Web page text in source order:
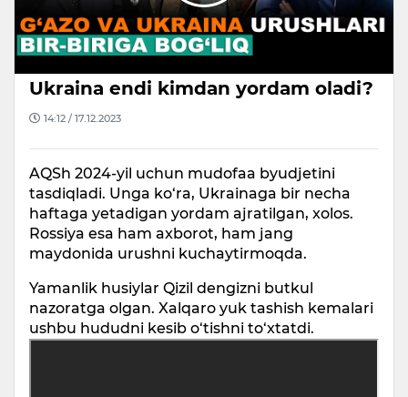
l
a
V
i
d
e
o
Ukraina endi kimdan yordam oladi?
14:12 / 17.12.2023
AQSh 2024-yil uchun mudofaa byudjetini
tasdiqladi. Unga ko‘ra, Ukrainaga bir necha
haftaga yetadigan yordam ajratilgan, xolos.
Rossiya esa ham axborot, ham jang
maydonida urushni kuchaytirmoqda.
Yamanlik husiylar Qizil dengizni butkul
nazoratga olgan. Xalqaro yuk tashish kemalari
ushbu hududni kesib o‘tishni to‘xtatdi.